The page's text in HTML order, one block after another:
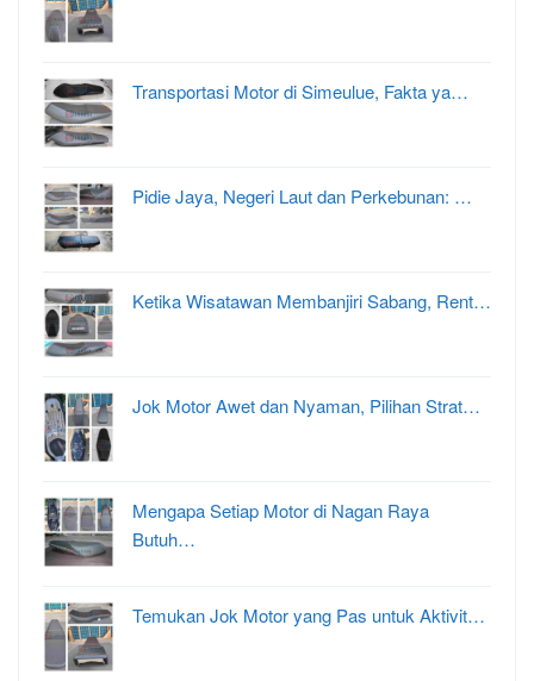
Transportasi Motor di Simeulue, Fakta ya…
Pidie Jaya, Negeri Laut dan Perkebunan: …
Ketika Wisatawan Membanjiri Sabang, Rent…
Jok Motor Awet dan Nyaman, Pilihan Strat…
Mengapa Setiap Motor di Nagan Raya
Butuh…
Temukan Jok Motor yang Pas untuk Aktivit…